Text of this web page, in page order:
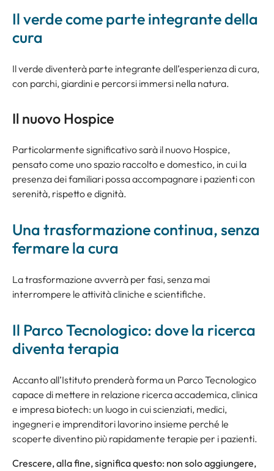
Il verde come parte integrante della
cura
Il verde diventerà parte integrante dell’esperienza di cura,
con parchi, giardini e percorsi immersi nella natura.
Il nuovo Hospice
Particolarmente significativo sarà il nuovo Hospice,
pensato come uno spazio raccolto e domestico, in cui la
presenza dei familiari possa accompagnare i pazienti con
serenità, rispetto e dignità.
Una trasformazione continua, senza
fermare la cura
La trasformazione avverrà per fasi, senza mai
interrompere le attività cliniche e scientifiche.
Il Parco Tecnologico: dove la ricerca
diventa terapia
Accanto all’Istituto prenderà forma un Parco Tecnologico
capace di mettere in relazione ricerca accademica, clinica
e impresa biotech: un luogo in cui scienziati, medici,
ingegneri e imprenditori lavorino insieme perché le
scoperte diventino più rapidamente terapie per i pazienti.
Crescere, alla fine, significa questo: non solo aggiungere,